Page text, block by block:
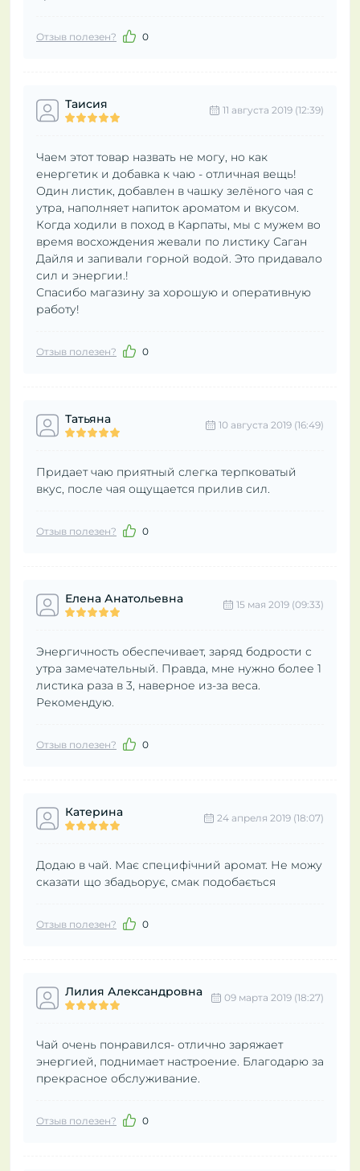
Отзыв полезен? 0
Таисия 11 августа 2019 (12:39)
Чаем этот товар назвать не могу, но как
енергетик и добавка к чаю - отличная вещь!
Один листик, добавлен в чашку зелёного чая с
утра, наполняет напиток ароматом и вкусом.
Когда ходили в поход в Карпаты, мы с мужем во
время восхождения жевали по листику Саган
Дайля и запивали горной водой. Это придавало
сил и энергии.!
Спасибо магазину за хорошую и оперативную
работу!
Отзыв полезен? 0
Татьяна 10 августа 2019 (16:49)
Придает чаю приятный слегка терпковатый
вкус, после чая ощущается прилив сил.
Отзыв полезен? 0
Елена Анатольевна 15 мая 2019 (09:33)
Энергичность обеспечивает, заряд бодрости с
утра замечательный. Правда, мне нужно более 1
листика раза в 3, наверное из-за веса.
Рекомендую.
Отзыв полезен? 0
Катерина 24 апреля 2019 (18:07)
Додаю в чай. Має специфічний аромат. Не можу
сказати що збадьорує, смак подобається
Отзыв полезен? 0
Лилия Александровна 09 марта 2019 (18:27)
Чай очень понравился- отлично заряжает
энергией, поднимает настроение. Благодарю за
прекрасное обслуживание.
Отзыв полезен? 0